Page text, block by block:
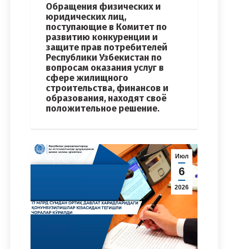
Обращения физических и
юридических лиц,
поступающие в Комитет по
развитию конкуренции и
защите прав потребителей
Республики Узбекистан по
вопросам оказания услуг в
сфере жилищного
строительства, финансов и
образования, находят своё
положительное решение.
Июл
6
2026